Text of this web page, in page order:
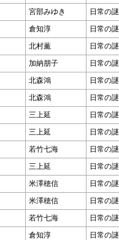
宮部みゆき
日常の謎
倉知淳
日常の謎
北村薫
日常の謎
加納朋子
日常の謎
北森鴻
日常の謎
北森鴻
日常の謎
三上延
日常の謎
三上延
日常の謎
若竹七海
日常の謎
三上延
日常の謎
米澤穂信
日常の謎
米澤穂信
日常の謎
若竹七海
日常の謎
倉知淳
日常の謎